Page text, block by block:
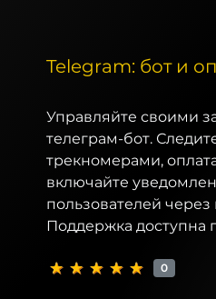
Telegram: бот и
Управляйте своими
телеграм-бот.
трекномерами,
включайте
пользователей
Поддержка доступна
0